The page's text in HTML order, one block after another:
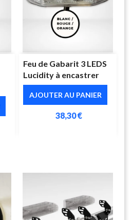
Feu de Gabarit 3 LEDS
Lucidity à encastrer
AJOUTER AU PANIER
38,30 €